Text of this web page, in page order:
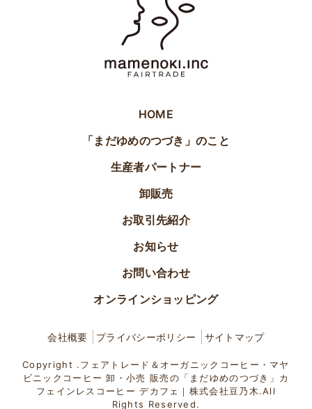
HOME
「まだゆめのつづき」のこと
生産者パートナー
卸販売
お取引先紹介
お知らせ
お問い合わせ
オンラインショッピング
会社概要 プライバシーポリシー サイトマップ
Copyright .フェアトレード＆オーガニックコーヒー・マヤ
ビニックコーヒー 卸・小売 販売の「まだゆめのつづき」カ
フェインレスコーヒー デカフェ｜株式会社豆乃木.All
Rights Reserved.